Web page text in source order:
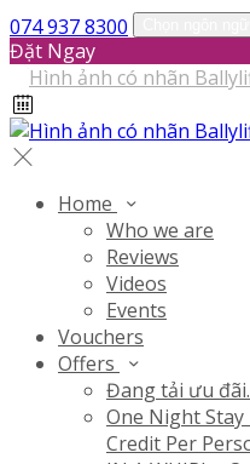
074 937 8300
Đặt Ngay
Home
Who we are
Reviews
Videos
Events
Vouchers
Offers
Đang tải ưu
One Night
Credit Per